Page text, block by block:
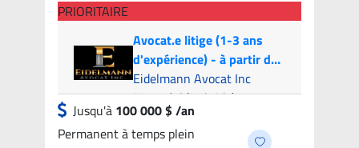
PRIORITAIRE
Avocat.e litige (1-3 ans
d'expérience) - à partir de
100k par année | Litigation
Attorney (1-3 years of
experience) - from 100k
per year
Eidelmann Avocat Inc
Montréal (Hybride)
Jusqu'à 100 000 $ /an
Permanent à temps plein